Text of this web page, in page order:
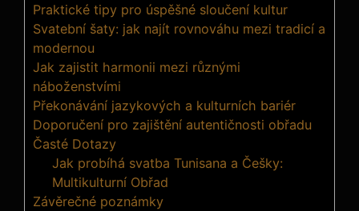
Praktické tipy pro úspěšné sloučení kultur
Svatební šaty: jak najít rovnováhu mezi tradicí a
modernou
Jak zajistit harmonii mezi různými
náboženstvími
Překonávání jazykových a kulturních bariér
Doporučení pro zajištění autentičnosti obřadu
Časté Dotazy
Jak probíhá svatba Tunisana a Češky:
Multikulturní Obřad
Závěrečné poznámky